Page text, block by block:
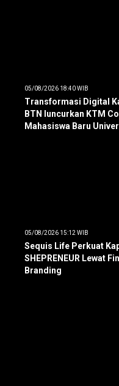
05/08/2026 18:40 WIB
Transformasi Digital
BTN luncurkan KTM
Mahasiswa Baru
05/08/2026 15:12 WIB
Sequis Life Perkuat
SHEPRENEUR Lewat
Branding